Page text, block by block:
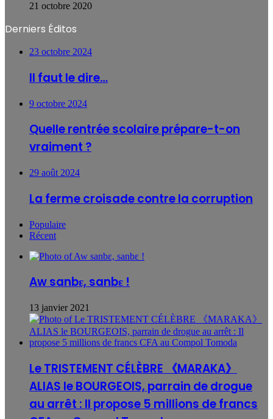
21 octobre 2020
Derniers Éditos
23 octobre 2024
Il faut le dire…
9 octobre 2024
Quelle rentrée scolaire prépare-t-on
vraiment ?
29 août 2024
La ferme croisade contre la corruption
Populaire
Récent
Aw sanbɛ, sanbɛ !
13 janvier 2021
Le TRISTEMENT CÉLÈBRE 《MARAKA》
ALIAS le BOURGEOIS, parrain de drogue
au arrêt : Il propose 5 millions de francs